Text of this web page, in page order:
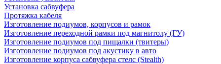
Установка сабвуфера
Протяжка кабеля
Изготовление подиумов, корпусов и рамок
Изготовление переходной рамки под магнитолу (ГУ)
Изготовление подиумов под пищалки (твитеры)
Изготовление подиумов под акустику в авто
Изготовление корпуса сабвуфера стелс (Stealth)